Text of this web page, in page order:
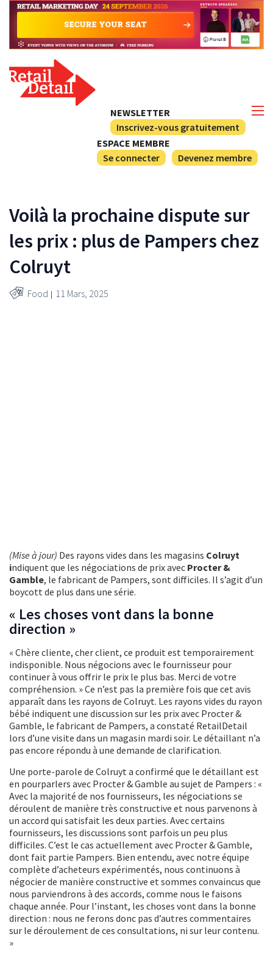
NEWSLETTER
Inscrivez-vous gratuitement
ESPACE MEMBRE
Se connecter
Devenez membre
Voilà la prochaine dispute sur
les prix : plus de Pampers chez
Colruyt
Food 11 Mars, 2025
(Mise à jour) Des rayons vides dans les magasins Colruyt
indiquent que les négociations de prix avec Procter &
Gamble, le fabricant de Pampers, sont difficiles. Il s’agit d’un
boycott de plus dans une série.
« Les choses vont dans la bonne
direction »
« Chère cliente, cher client, ce produit est temporairement
indisponible. Nous négocions avec le fournisseur pour
continuer à vous offrir le prix le plus bas. Merci de votre
compréhension. » Ce n’est pas la première fois que cet avis
apparaît dans les rayons de Colruyt. Les rayons vides du rayon
bébé indiquent une discussion sur les prix avec Procter &
Gamble, le fabricant de Pampers, a constaté RetailDetail
lors d’une visite dans un magasin mardi soir. Le détaillant n’a
pas encore répondu à une demande de clarification.
Une porte-parole de Colruyt a confirmé que le détaillant est
en pourparlers avec Procter & Gamble au sujet de Pampers : «
Avec la majorité de nos fournisseurs, les négociations se
déroulent de manière très constructive et nous parvenons à
un accord qui satisfait les deux parties. Avec certains
fournisseurs, les discussions sont parfois un peu plus
difficiles. C’est le cas actuellement avec Procter & Gamble,
dont fait partie Pampers. Bien entendu, avec notre équipe
complète d’acheteurs expérimentés, nous continuons à
négocier de manière constructive et sommes convaincus que
nous parviendrons à des accords, comme nous le faisons
chaque année. Pour l’instant, les choses vont dans la bonne
direction : nous ne ferons donc pas d’autres commentaires
sur le déroulement de ces consultations, ni sur leur contenu.
»